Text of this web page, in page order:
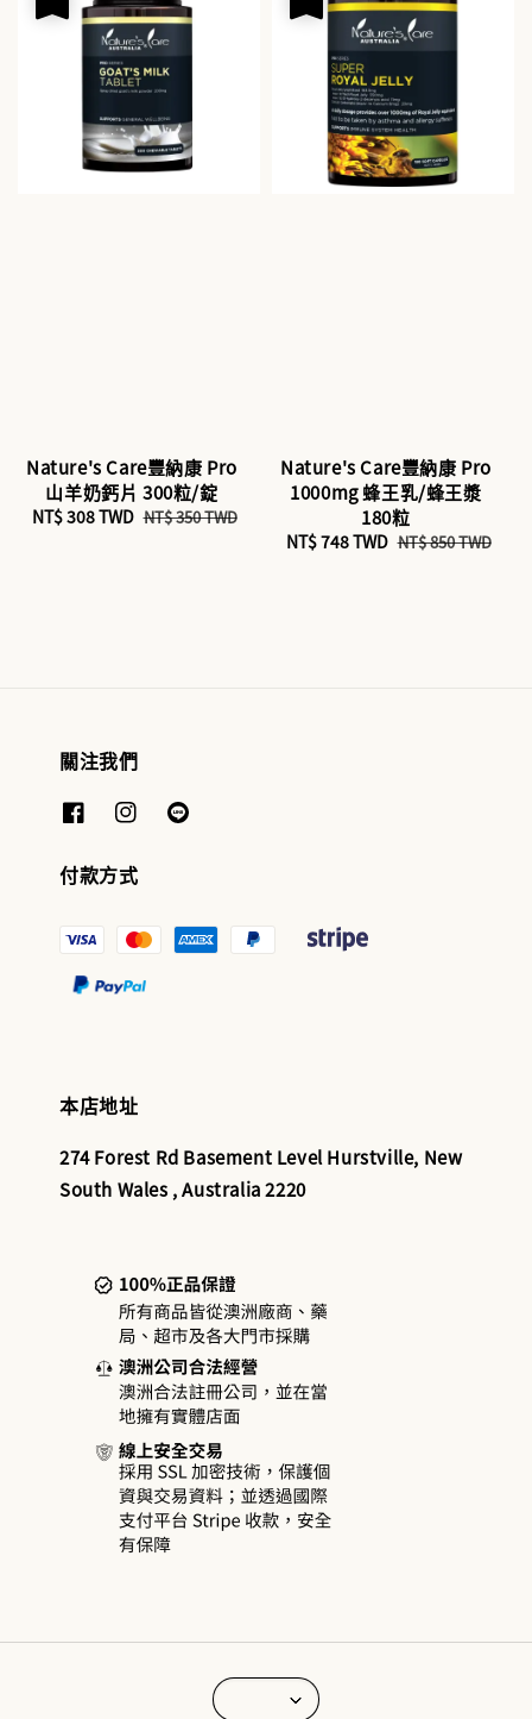
Nature's Care豐納康 Pro
山羊奶鈣片 300粒/錠
Sale
NT$ 308 TWD Regular
NT$ 350 TWD
Nature's Care豐納康 Pro
1000mg 蜂王乳/蜂王漿
180粒
Sale
NT$ 748 TWD Regular
NT$ 850 TWD
關注我們
付款方式
本店地址
274 Forest Rd Basement Level Hurstville, New
South Wales , Australia 2220